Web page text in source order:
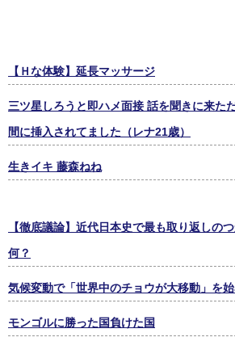
【Ｈな体験】延長マッサージ
三ツ星しろうと即ハメ面接 話を聞きに来た
間に挿入されてました（レナ21歳）
生きイキ 藤森ねね
【徹底議論】近代日本史で最も取り返しの
何？
気候変動で「世界中のチョウが大移動」を
モンゴルに勝った国負けた国